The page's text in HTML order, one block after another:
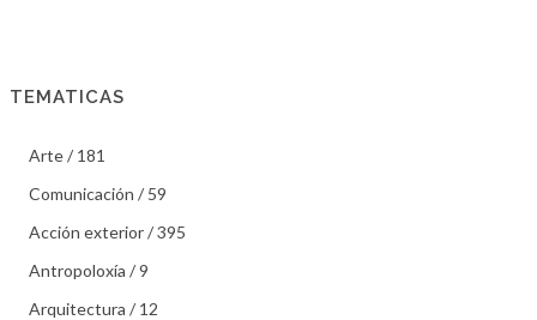
TEMATICAS
Arte / 181
Comunicación / 59
Acción exterior / 395
Antropoloxía / 9
Arquitectura / 12